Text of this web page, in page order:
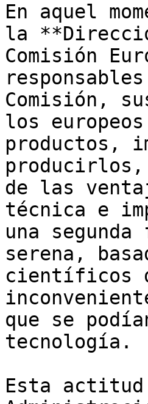
En aquel
la
Comisión
Comisión,
los
productos,
de las
técnica e
una
serena,
científicos
que se
tecnología.
Esta